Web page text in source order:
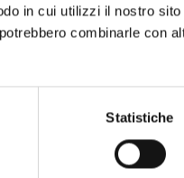
in cui utilizzi il nostro
combinarle con
Statistiche
La prima